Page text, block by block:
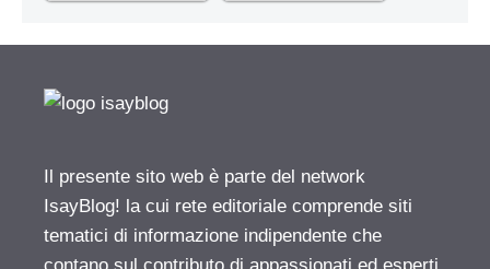
Il presente sito web è parte del network
IsayBlog! la cui rete editoriale comprende siti
tematici di informazione indipendente che